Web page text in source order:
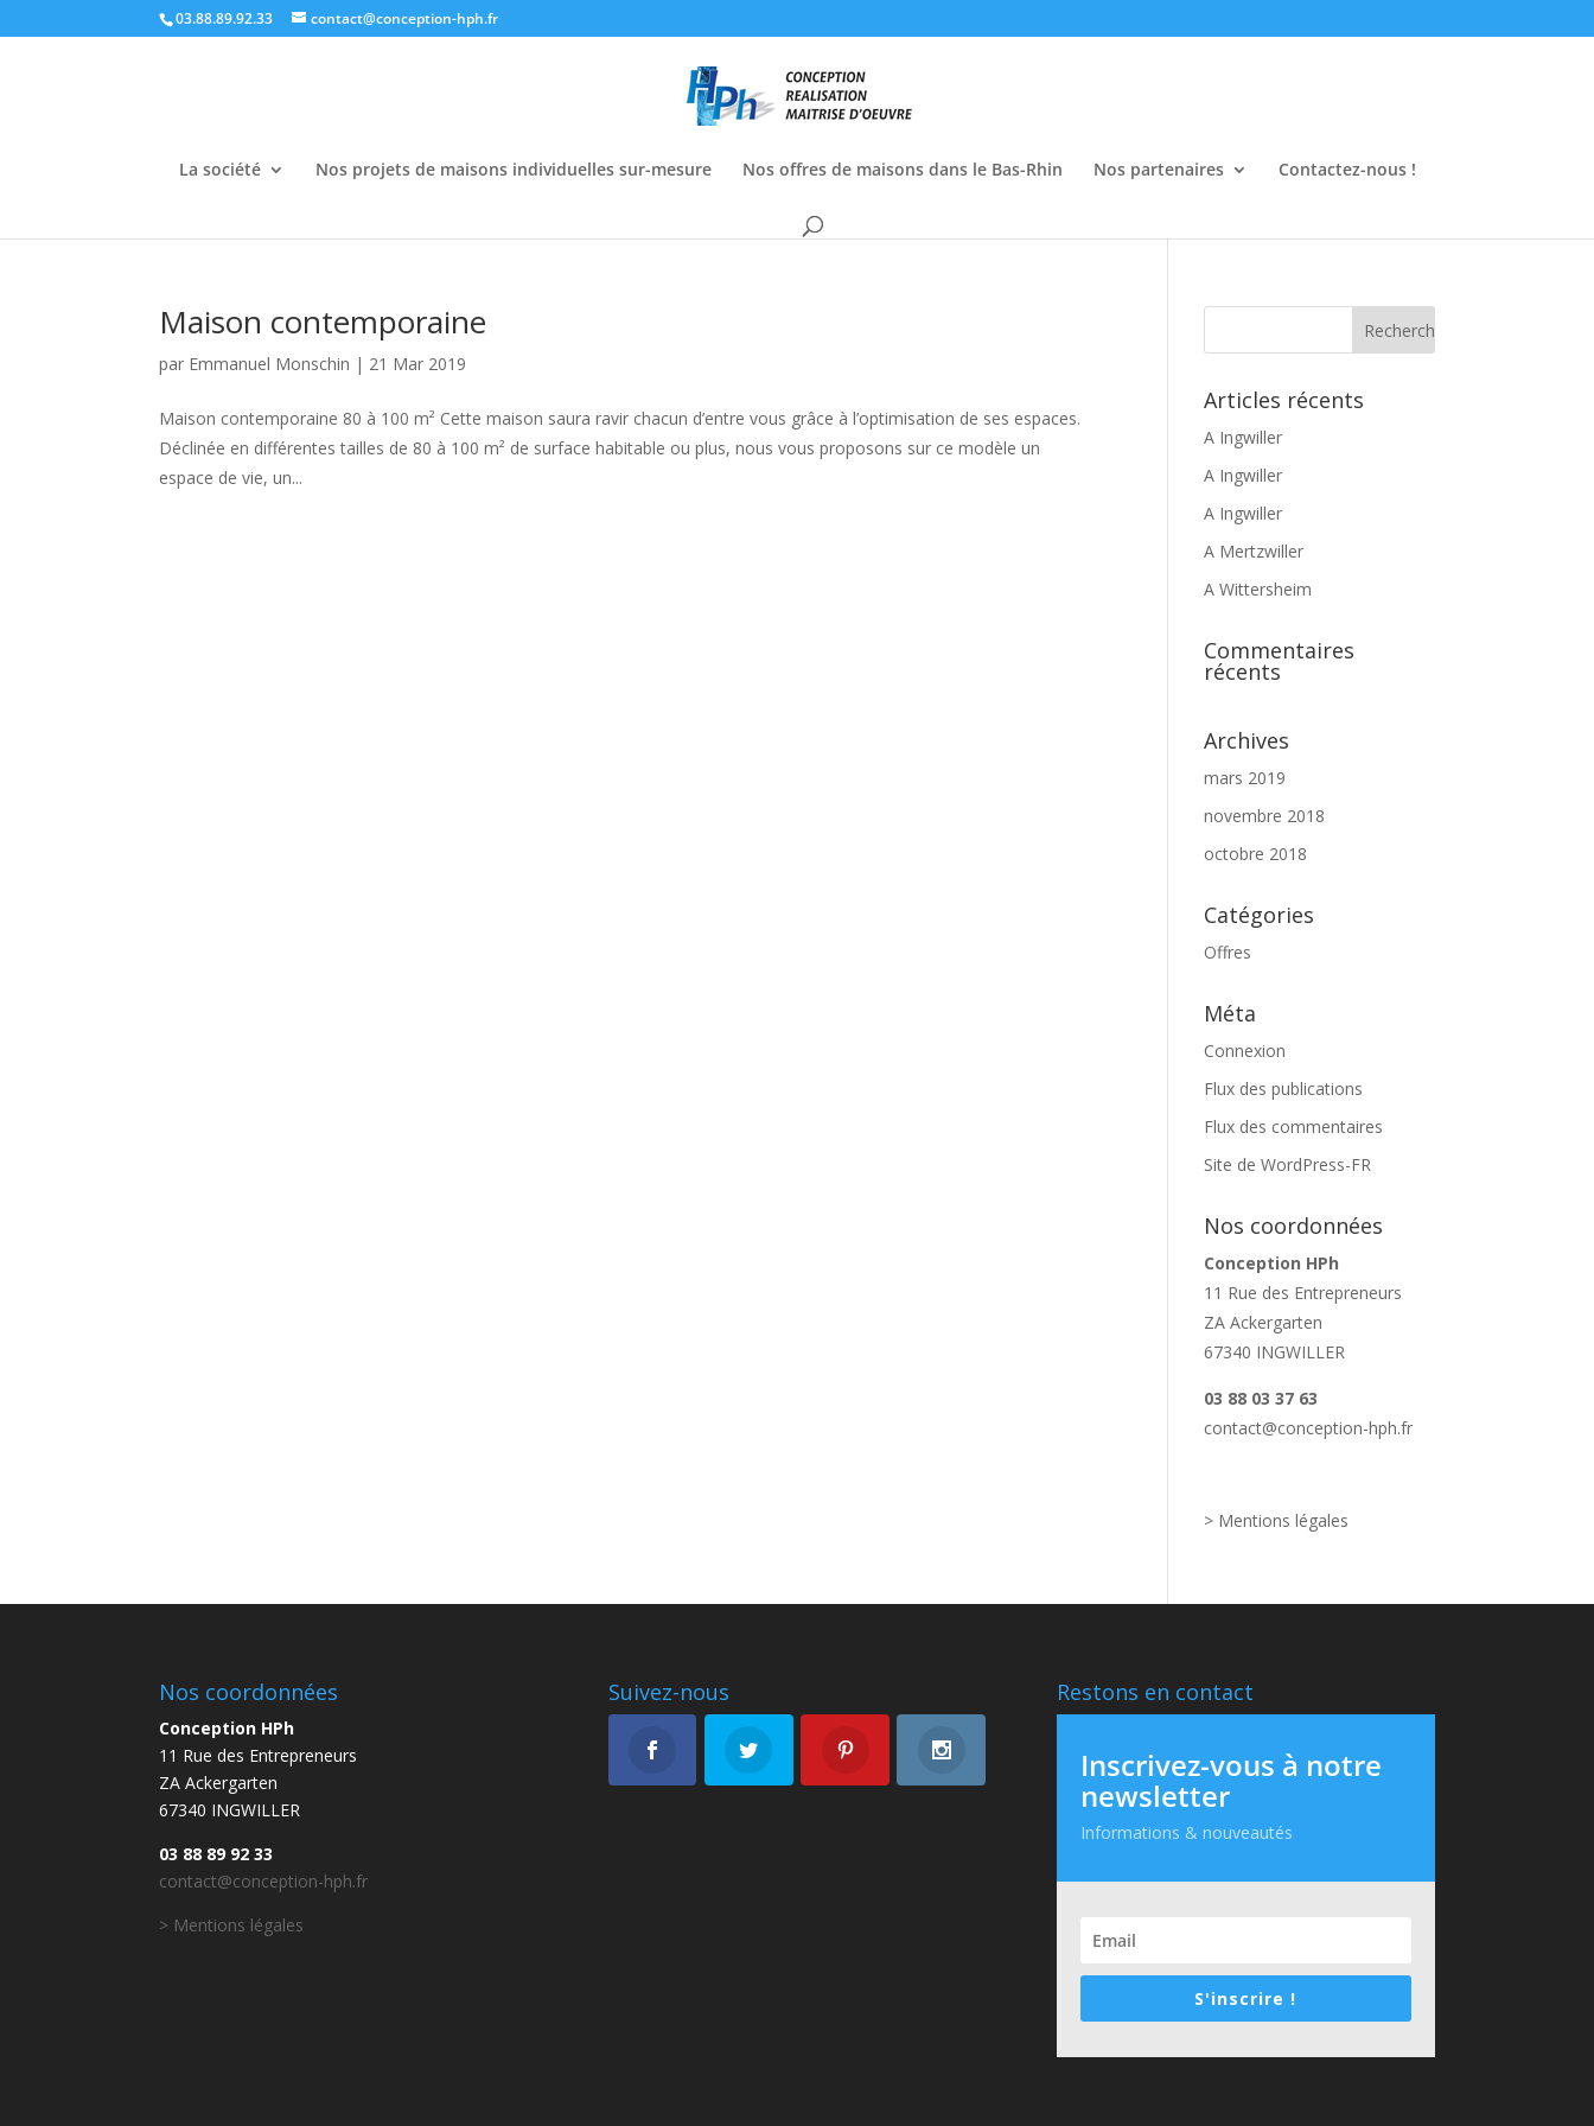
03.88.89.92.33 contact@conception-hph.fr
La société Nos projets de maisons individuelles sur-mesure Nos offres de maisons dans le Bas-Rhin Nos partenaires Contactez-nous !
Maison contemporaine
par Emmanuel Monschin | 21 Mar 2019
Maison contemporaine 80 à 100 m² Cette maison saura ravir chacun d’entre vous grâce à l’optimisation de ses espaces.
Déclinée en différentes tailles de 80 à 100 m² de surface habitable ou plus, nous vous proposons sur ce modèle un
espace de vie, un...
Articles récents
A Ingwiller
A Ingwiller
A Ingwiller
A Mertzwiller
A Wittersheim
Commentaires
récents
Archives
mars 2019
novembre 2018
octobre 2018
Catégories
Offres
Méta
Connexion
Flux des publications
Flux des commentaires
Site de WordPress-FR
Nos coordonnées
Conception HPh
11 Rue des Entrepreneurs
ZA Ackergarten
67340 INGWILLER
03 88 03 37 63
contact@conception-hph.fr
> Mentions légales
Nos coordonnées
Conception HPh
11 Rue des Entrepreneurs
ZA Ackergarten
67340 INGWILLER
03 88 89 92 33
contact@conception-hph.fr
> Mentions légales
Suivez-nous Restons en contact
Inscrivez-vous à notre
newsletter
Informations & nouveautés
S'inscrire !